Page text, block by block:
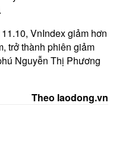
VnIndex giảm hơn
trở thành phiên giảm
Nguyễn Thị Phương
Theo laodong.vn